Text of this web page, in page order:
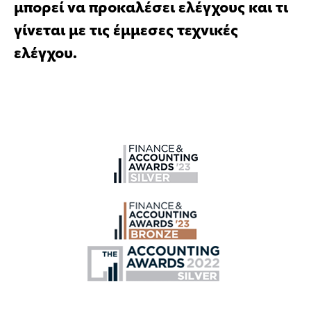
μπορεί να προκαλέσει ελέγχους και τι
γίνεται με τις έμμεσες τεχνικές
ελέγχου.